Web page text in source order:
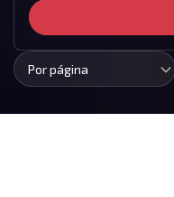
Por página